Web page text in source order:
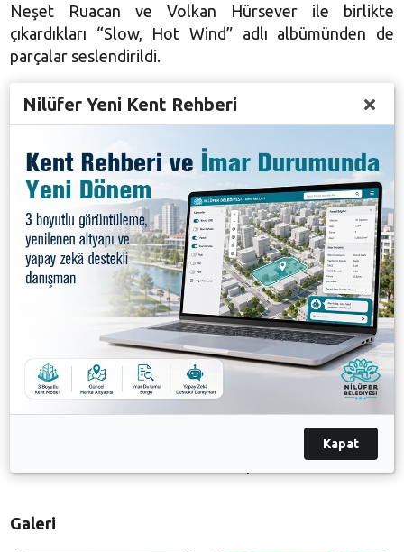
Neşet Ruacan ve Volkan Hürsever ile birlikte
çıkardıkları “Slow, Hot Wind” adlı albümünden de
parçalar seslendirildi.
Nilüfer Belediyesi tarafından bu yıl ilki düzenlenen
Uluslararası Nilüfer Caz Tatili Festivali, birbirinden
önemli isimleri sahnesinde ağırlamaya devam edecek.
Festival kapsamında Fun Fatale, Banu Güven Quartet,
Emin Fındıkoğlu +12, Cenk Erdoğan &İkiz “Lahza”,
Barış Demirel, Kerem Görsev, Elina Duni & Colin
Vallon, Torsten Goods & Band, Birsen Tezer, Atiye,
Nida Ateş & Elie Maalouf, Jülide Özçelik, Guillaume
Perret & The Electric Epic, Omar Sos & Joo Kraus
Duo, Karsu Dönmez, Tomatito ve İbrahim Maalouf
gibi caz müziğinin önemli isimleri sahne alacak.
Nilüfer Belediyesi tarafından düzenlenen Uluslararası
Nilüfer Caz Tatili Festivali’nin programı
üzerinden takip edilebilir.
Galeri
Nilüfer Yeni Kent Rehberi
Kapat